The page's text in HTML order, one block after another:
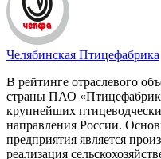
Челябинская Птицефабрика
В рейтинге отраслевого
страны ПАО
крупнейших
направления России.
предприятия является
реализация